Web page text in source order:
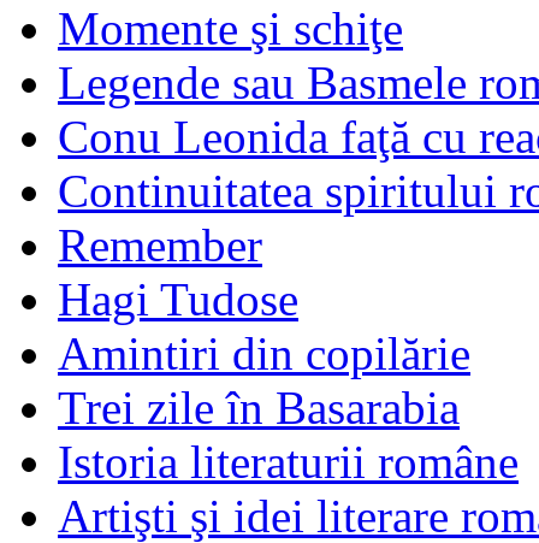
Momente şi schiţe
Legende sau Basmele
Conu Leonida faţă cu
Continuitatea spiritului
Remember
Hagi Tudose
Amintiri din copilărie
Trei zile în Basarabia
Istoria literaturii române
Artişti şi idei literare